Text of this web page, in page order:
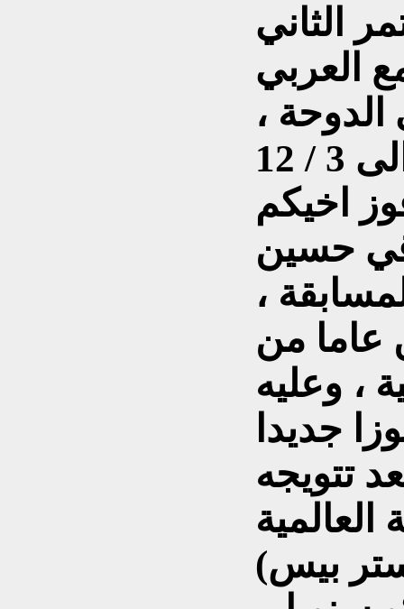
الثاني
للمجمع العربي
،
العاصمة القطرية ، من 1 الى 3 / 12
فوز اخيكم
حسين
،
عاما من
، وعليه
جديدا
تتويجه
العالمية
(ماستر بيس A masterpiece) التي